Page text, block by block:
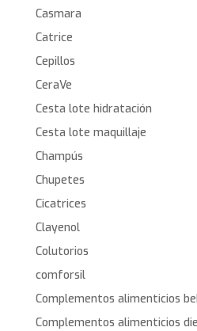
Casmara
Catrice
Cepillos
CeraVe
Cesta lote hidratación
Cesta lote maquillaje
Champús
Chupetes
Cicatrices
Clayenol
Colutorios
comforsil
Complementos alimenticios
Complementos alimenticios